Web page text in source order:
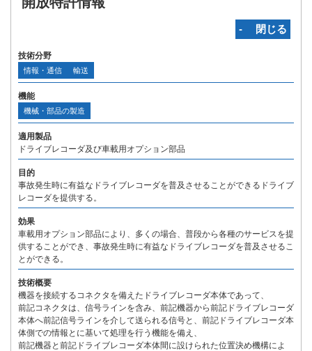
‐ 閉じる
技術分野
情報・通信 輸送
機能
機械・部品の製造
適用製品
ドライブレコーダ及び車載用オプション部品
目的
事故発生時に有益なドライブレコーダを普及させることができるドライブ
レコーダを提供する。
効果
車載用オプション部品により、多くの場合、普段から各種のサービスを提
供することができ、事故発生時に有益なドライブレコーダを普及させるこ
とができる。
技術概要
機器を接続するコネクタを備えたドライブレコーダ本体であって、
前記コネクタは、信号ラインを含み、前記機器から前記ドライブレコーダ
本体へ前記信号ラインを介して送られる信号と、前記ドライブレコーダ本
体側での情報とに基いて処理を行う機能を備え、
前記機器と前記ドライブレコーダ本体間に設けられた位置決め機構によ